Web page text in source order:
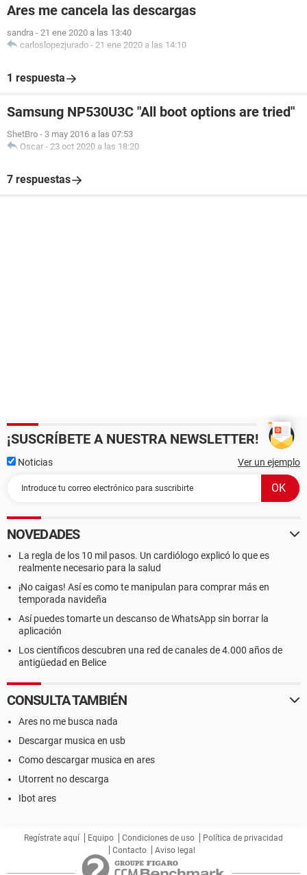
Ares me cancela las descargas
sandra - 21 ene 2020 a las 13:40
carloslopezjurado - 21 ene 2020 a las 14:10
1 respuesta
Samsung NP530U3C "All boot options are tried"
ShetBro - 3 may 2016 a las 07:53
Oscar - 23 oct 2020 a las 18:20
7 respuestas
¡SUSCRÍBETE A NUESTRA NEWSLETTER!
Noticias Ver un ejemplo
NOVEDADES
La regla de los 10 mil pasos. Un cardiólogo explicó lo que es
realmente necesario para la salud
¡No caigas! Así es como te manipulan para comprar más en
temporada navideña
Así puedes tomarte un descanso de WhatsApp sin borrar la
aplicación
Los científicos descubren una red de canales de 4.000 años de
antigüedad en Belice
CONSULTA TAMBIÉN
Ares no me busca nada
Descargar musica en usb
Como descargar musica en ares
Utorrent no descarga
Ibot ares
Regístrate aquí Equipo Condiciones de uso
Política de privacidad
Contacto
Aviso legal